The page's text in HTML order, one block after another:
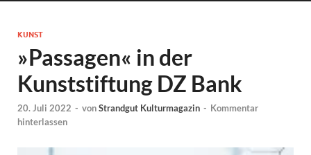
KUNST
»Passagen« in der
Kunststiftung DZ Bank
20. Juli 2022 - vonStrandgut Kulturmagazin - Kommentar
hinterlassen